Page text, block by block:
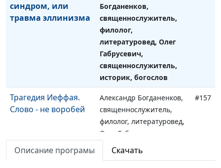
синдром, или
травма эллинизма
Богданенков,
священнослужитель,
филолог,
литературовед, Олег
Габрусевич,
священнослужитель,
историк, богослов
Трагедия Иеффая.
Слово - не воробей
Александр Богданенков,
священнослужитель,
филолог, литературовед,
Олег Габрусевич,
#157
Описание програмы Скачать